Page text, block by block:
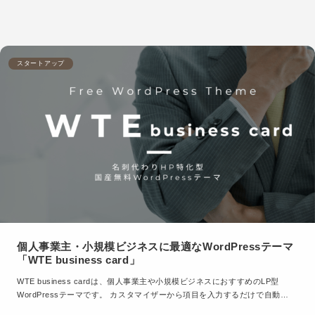
スタートアップ
個人事業主・小規模ビジネスに最適なWordPressテーマ
「WTE business card」
WTE business cardは、個人事業主や小規模ビジネスにおすすめのLP型
WordPressテーマです。 カスタマイザーから項目を入力するだけで自動…